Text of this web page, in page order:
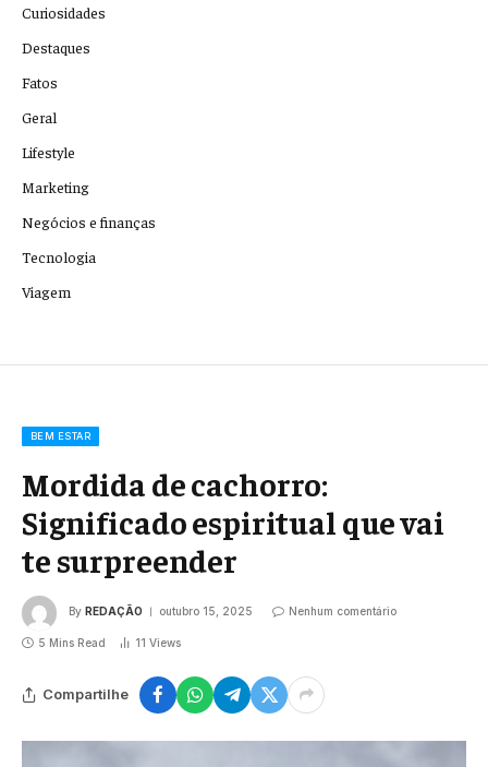
Curiosidades
Destaques
Fatos
Geral
Lifestyle
Marketing
Negócios e finanças
Tecnologia
Viagem
BEM ESTAR
Mordida de cachorro:
Significado espiritual que vai
te surpreender
By REDAÇÃO outubro 15, 2025 Nenhum comentário
5 Mins Read 11 Views
Compartilhe